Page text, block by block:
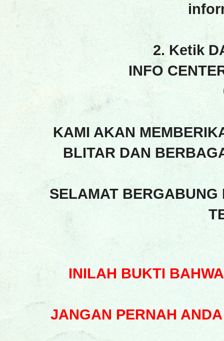
2. Ketik
INFO
KAMI AKAN
BLITAR DAN
SELAMAT
INILAH BUKTI
JANGAN PERNAH